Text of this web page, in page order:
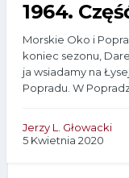
1964.
Morskie Oko i
koniec sezonu,
ja wsiadamy na
Popradu. W
Jerzy L. Głowacki
5 Kwietnia 2020